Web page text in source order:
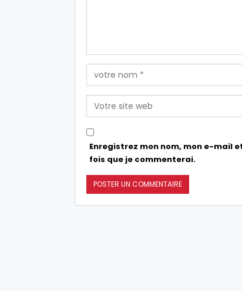
Enregistrez mon nom, mon e-mail
fois que je commenterai.